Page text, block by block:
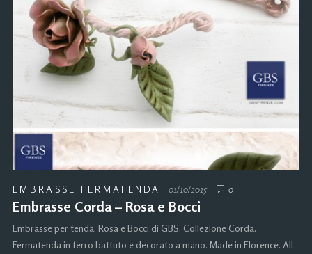
EMBRASSE FERMATENDA 01/10/2015 0
Embrasse Corda – Rosa e Bocci
Embrasse per tenda. Rosa e Bocci di GBS. Collezione Corda.
Fermatenda in ferro battuto e decorato a mano. Made in Florence. All